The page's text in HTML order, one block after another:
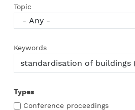
Topic
Keywords
Types
Conference proceedings